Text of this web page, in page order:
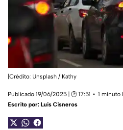
|Crédito: Unsplash / Kathy
Publicado 19/06/2025 | 🕑 17:51
1 minuto
Escrito por: Luis Cisneros